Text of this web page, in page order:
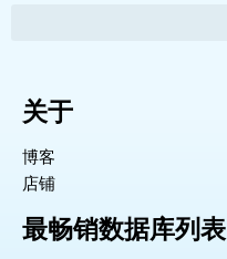
关于
博客
店铺
最畅销数据库列表